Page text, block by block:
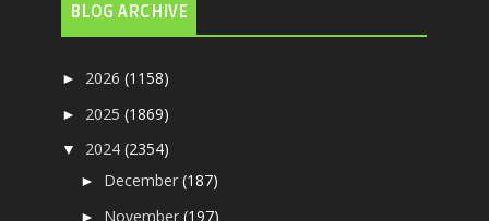
BLOG ARCHIVE
► 2026(1158)
► 2025(1869)
▼ 2024(2354)
► December(187)
► November(197)